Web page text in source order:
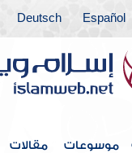
Español
Deutsch
موسوعات مقالات
باب ما جاء من الحجة في
في القرآن وخالف
والنقصان